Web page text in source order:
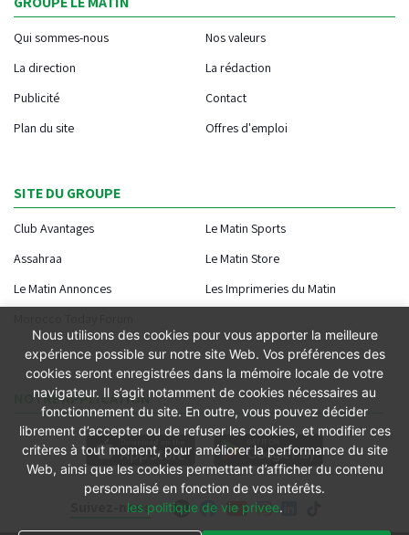
Suivez-nous
Qui sommes-nous
Nos valeurs
La direction
La rédaction
Publicité
Contact
Plan du site
Offres d'emploi
SITE DU GROUPE
Club Avantages
Le Matin Sports
Assahraa
Le Matin Store
Le Matin Annonces
Les Imprimeries du Matin
NOTRE APPLICATION
Nous utilisons des cookies pour vous apporter la meilleure
expérience possible sur notre site Web. Vos préférences des
cookies seront enregistrées dans la mémoire locale de votre
navigateur. Il s’agit notamment de cookies nécessaires au
fonctionnement du site. En outre, vous pouvez décider
librement d’accepter ou de refuser les cookies, et modifier ces
critères à tout moment, pour améliorer la performance du site
Web, ainsi que les cookies permettant d’afficher du contenu
personnalisé en fonction de vos intérêts.
les politique de vie privee.